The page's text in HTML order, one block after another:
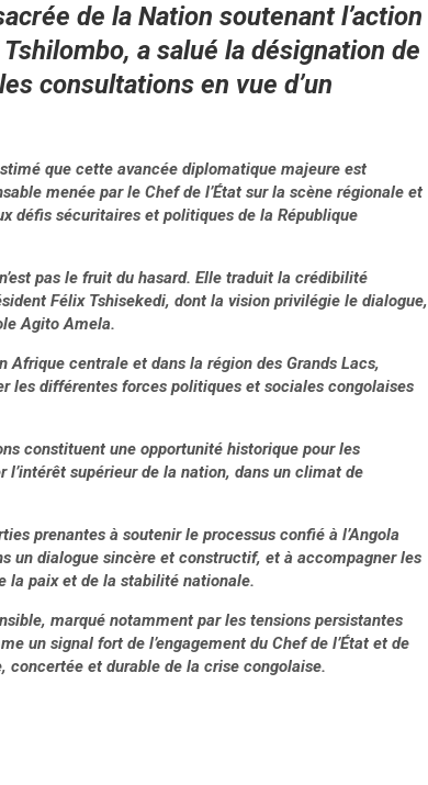
de la Nation soutenant l’action
a salué la désignation de
consultations en vue d’un
que cette avancée diplomatique majeure est
menée par le Chef de l’État sur la scène régionale et
défis sécuritaires et politiques de la République
pas le fruit du hasard. Elle traduit la crédibilité
Félix Tshisekedi, dont la vision privilégie le dialogue,
Agito Amela.
centrale et dans la région des Grands Lacs,
les différentes forces politiques et sociales congolaises
constituent une opportunité historique pour les
supérieur de la nation, dans un climat de
prenantes à soutenir le processus confié à l’Angola
un dialogue sincère et constructif, et à accompagner les
la paix et de la stabilité nationale.
marqué notamment par les tensions persistantes
un signal fort de l’engagement du Chef de l’État et de
concertée et durable de la crise congolaise.